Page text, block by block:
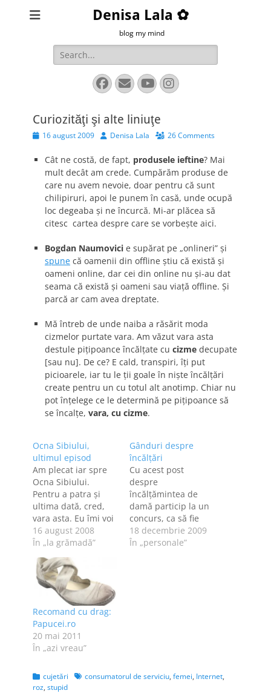
Denisa Lala ✿
blog my mind
Search
for:
Facebook
EmailYouTube
Instagram
Curiozităţi şi alte liniuţe
Posted16 august 2009 AuthorDenisa Lala 26 Comments
Cât ne costă, de fapt, produsele ieftine? Mai
mult decât am crede. Cumpărăm produse de
care nu avem nevoie, doar pentru că sunt
chilipiruri, apoi le punem în casă, unde ocupă
loc degeaba şi ne încurcă. Mi-ar plăcea să
citesc cartea despre care se vorbeşte aici.
Bogdan Naumovici e supărat pe „onlineri” şi
spune că oamenii din offline ştiu că există şi
oameni online, dar cei din online nu şi-au dat
seama că există şi oameni sau viaţă offline. Şi
parcă ar cam avea dreptate.
Mă întreb de unde naiba a răsărit moda
cizmelor purtate vara. Am văzut vara asta
destule piţipoance încălţate cu cizme decupate
[sau nu]. De ce? E cald, transpiri, îţi put
picioarele, iar tu le ţii goale în nişte încălţări
create pentru un cu totul alt anotimp. Chiar nu
pot înţelege ce le determină pe piţipoance să
se încalţe, vara, cu cizme.
Ocna Sibiului,
ultimul episod
Am plecat iar spre
Ocna Sibiului.
Pentru a patra şi
ultima dată, cred,
vara asta. Eu îmi voi
căra degeaba
aparatul foto, Sebi
va fotografia iar
piţipoance [beware!]
şi babe în dizgraţie,
va curge [nu pe jos,
Doamne fereşte!]
multă bere - ca de
obicei - şi mai ales
o…
16 august 2008
În „la grămadă”
Gânduri despre
încălţări
Cu acest post
despre
încălţămintea de
damă particip la un
concurs, ca să fie
clar pentru toată
lumea de la început.
genţi, dar asta…
18 decembrie 2009
În „personale”
Recomand cu drag:
Papucei.ro
20 mai 2011
În „azi vreau”
Categories
cujetări Tagsconsumatorul de serviciu, femei, Internet,
roz, stupid